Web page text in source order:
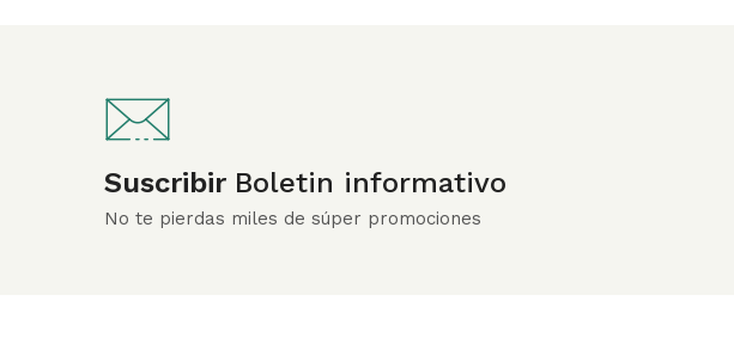
Suscribir Boletin informativo
No te pierdas miles de súper promociones